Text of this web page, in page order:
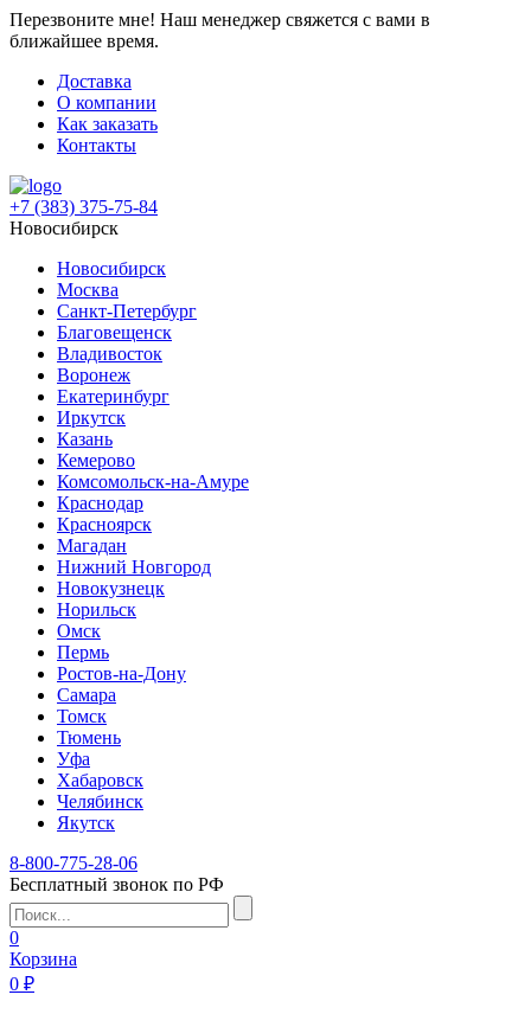
Перезвоните мне! Наш менеджер свяжется с вами в
ближайшее время.
Доставка
О компании
Как заказать
Контакты
+7 (383) 375-75-84
Новосибирск
Новосибирск
Москва
Санкт-Петербург
Благовещенск
Владивосток
Воронеж
Екатеринбург
Иркутск
Казань
Кемерово
Комсомольск-на-Амуре
Краснодар
Красноярск
Магадан
Нижний Новгород
Новокузнецк
Норильск
Омск
Пермь
Ростов-на-Дону
Самара
Томск
Тюмень
Уфа
Хабаровск
Челябинск
Якутск
8-800-775-28-06
Бесплатный звонок по РФ
0
Корзина
0 ₽